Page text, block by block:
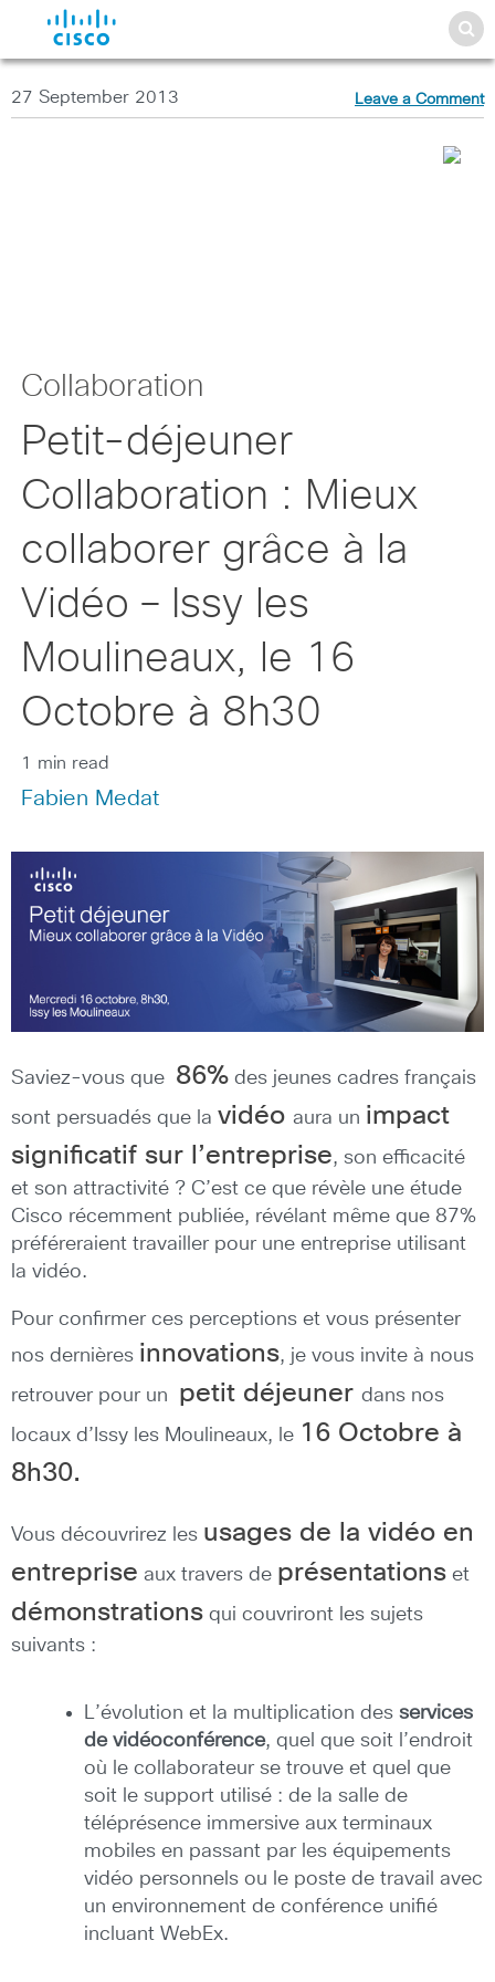
27 September 2013 Leave a Comment
Collaboration
Petit-déjeuner
Collaboration : Mieux
collaborer grâce à la
Vidéo – Issy les
Moulineaux, le 16
Octobre à 8h30
1 min read
Fabien Medat
Saviez-vous que 86% des jeunes cadres français
sont persuadés que la vidéo aura un impact
significatif sur l’entreprise, son efficacité
et son attractivité ? C’est ce que révèle une étude
Cisco récemment publiée, révélant même que 87%
préféreraient travailler pour une entreprise utilisant
la vidéo.
Pour confirmer ces perceptions et vous présenter
nos dernières innovations, je vous invite à nous
retrouver pour un petit déjeuner dans nos
locaux d’Issy les Moulineaux, le 16 Octobre à
8h30.
Vous découvrirez les usages de la vidéo en
entreprise aux travers de présentations et
démonstrations qui couvriront les sujets
suivants :
L’évolution et la multiplication des services
de vidéoconférence, quel que soit l’endroit
où le collaborateur se trouve et quel que
soit le support utilisé : de la salle de
téléprésence immersive aux terminaux
mobiles en passant par les équipements
vidéo personnels ou le poste de travail avec
un environnement de conférence unifié
incluant WebEx.